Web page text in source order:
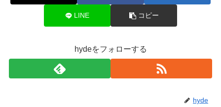
LINE コピー
hydeをフォローする
hyde